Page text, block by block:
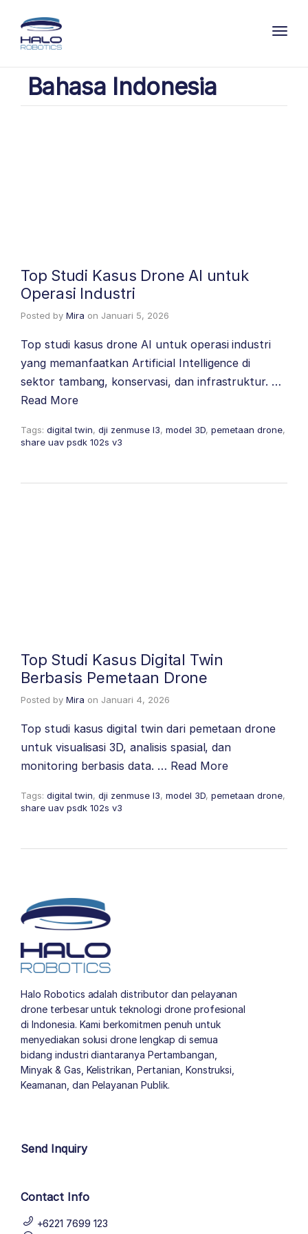
Bahasa Indonesia
Top Studi Kasus Drone AI untuk
Operasi Industri
Posted by Mira on Januari 5, 2026
Top studi kasus drone AI untuk operasi industri
yang memanfaatkan Artificial Intelligence di
sektor tambang, konservasi, dan infrastruktur. …
Read More
Tags: digital twin, dji zenmuse l3, model 3D, pemetaan drone,
share uav psdk 102s v3
Top Studi Kasus Digital Twin
Berbasis Pemetaan Drone
Posted by Mira on Januari 4, 2026
Top studi kasus digital twin dari pemetaan drone
untuk visualisasi 3D, analisis spasial, dan
monitoring berbasis data. … Read More
Tags: digital twin, dji zenmuse l3, model 3D, pemetaan drone,
share uav psdk 102s v3
Halo Robotics adalah distributor dan pelayanan
drone terbesar untuk teknologi drone profesional
di Indonesia. Kami berkomitmen penuh untuk
menyediakan solusi drone lengkap di semua
bidang industri diantaranya Pertambangan,
Minyak & Gas, Kelistrikan, Pertanian, Konstruksi,
Keamanan, dan Pelayanan Publik.
Send Inquiry
Contact Info
+6221 7699 123